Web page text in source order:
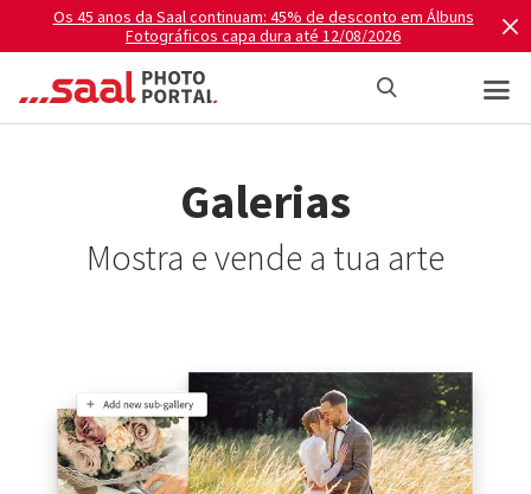
Os 45 anos da Saal continuam: 45% de desconto em Álbuns
Fotográficos capa dura até 12/08/2026
Galerias
Mostra e vende a tua arte